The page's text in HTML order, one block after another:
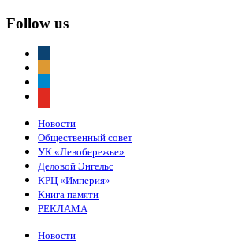
Follow us
Новости
Общественный совет
УК «Левобережье»
Деловой Энгельс
КРЦ «Империя»
Книга памяти
РЕКЛАМА
Новости